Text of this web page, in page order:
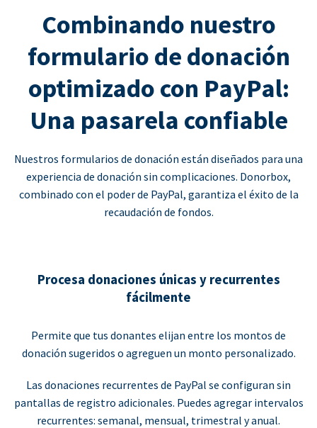
Combinando nuestro
formulario de donación
optimizado con PayPal:
Una pasarela confiable
Nuestros formularios de donación están diseñados para una
experiencia de donación sin complicaciones. Donorbox,
combinado con el poder de PayPal, garantiza el éxito de la
recaudación de fondos.
Procesa donaciones únicas y recurrentes
fácilmente
Permite que tus donantes elijan entre los montos de
donación sugeridos o agreguen un monto personalizado.
Las donaciones recurrentes de PayPal se configuran sin
pantallas de registro adicionales. Puedes agregar intervalos
recurrentes: semanal, mensual, trimestral y anual.